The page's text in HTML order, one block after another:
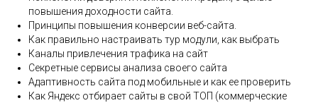
повышения доходности сaйтa.
Принципы повышения конверсии веб-сaйтa.
Как правильно настраивать тур модули, как выбрать
Каналы привлечения трафика на сайт
Секретные сервисы анализа своего сайта
Адаптивность сайта под мобильные и как ее проверить
Как Яндекс отбирает сайты в свой ТОП (коммерческие